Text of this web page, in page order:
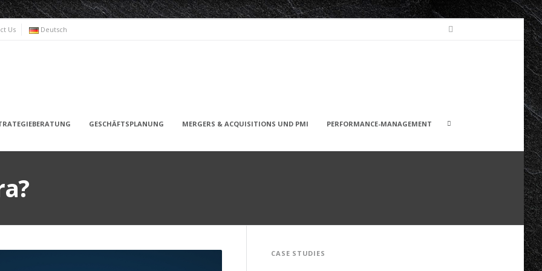
Us Deutsch
GESCHÄFTSPLANUNG MERGERS & ACQUISITIONS UND PMI PERFORMANCE-MANAGEMENT
CASE STUDIES